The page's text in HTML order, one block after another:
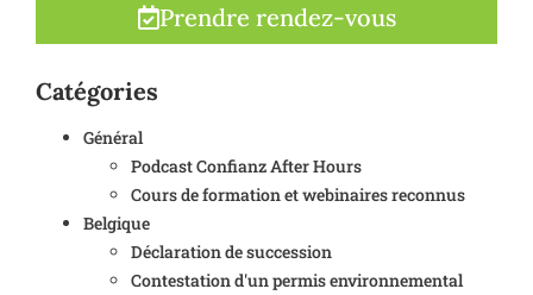
Prendre rendez-vous
Catégories
Général
Podcast Confianz After Hours
Cours de formation et webinaires reconnus
Belgique
Déclaration de succession
Contestation d'un permis environnemental